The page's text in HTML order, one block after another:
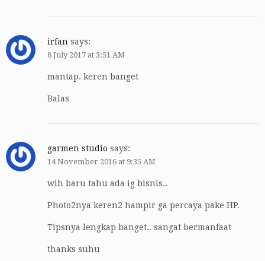
irfan says:
8 July 2017 at 3:51 AM
mantap. keren banget
Balas
garmen studio says:
14 November 2016 at 9:35 AM
wih baru tahu ada ig bisnis..
Photo2nya keren2 hampir ga percaya pake HP.
Tipsnya lengkap banget.. sangat bermanfaat
thanks suhu